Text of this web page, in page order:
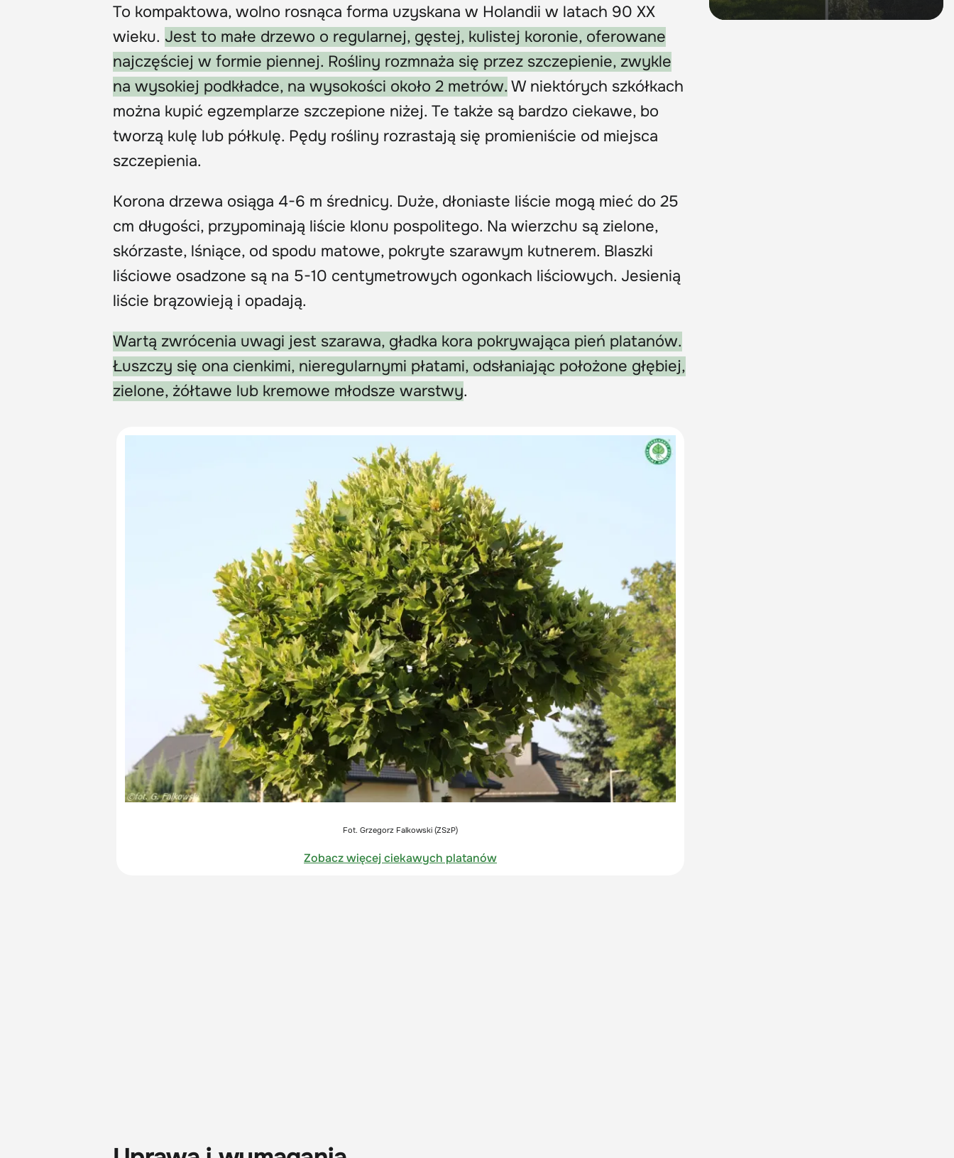
To kompaktowa, wolno rosnąca forma uzyskana w Holandii w latach 90 XX
wieku. Jest to małe drzewo o regularnej, gęstej, kulistej koronie, oferowane
najczęściej w formie piennej. Rośliny rozmnaża się przez szczepienie, zwykle
na wysokiej podkładce, na wysokości około 2 metrów. W niektórych szkółkach
można kupić egzemplarze szczepione niżej. Te także są bardzo ciekawe, bo
tworzą kulę lub półkulę. Pędy rośliny rozrastają się promieniście od miejsca
szczepienia.
Korona drzewa osiąga 4-6 m średnicy. Duże, dłoniaste liście mogą mieć do 25
cm długości, przypominają liście klonu pospolitego. Na wierzchu są zielone,
skórzaste, lśniące, od spodu matowe, pokryte szarawym kutnerem. Blaszki
liściowe osadzone są na 5-10 centymetrowych ogonkach liściowych. Jesienią
liście brązowieją i opadają.
Wartą zwrócenia uwagi jest szarawa, gładka kora pokrywająca pień platanów.
Łuszczy się ona cienkimi, nieregularnymi płatami, odsłaniając położone głębiej,
zielone, żółtawe lub kremowe młodsze warstwy.
Fot. Grzegorz Falkowski (ZSzP)
Zobacz więcej ciekawych platanów